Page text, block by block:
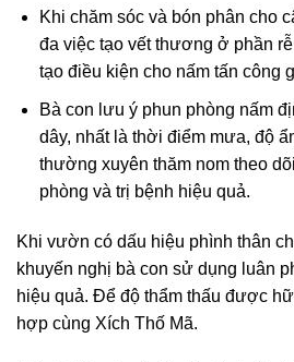
Khi chăm sóc và bón phân cho
đa việc tạo vết thương ở phần
tạo điều kiện cho nấm tấn công
Bà con lưu ý phun phòng nấm
dây, nhất là thời điểm mưa, độ
thường xuyên thăm nom theo
phòng và trị bệnh hiệu quả.
Khi vườn có dấu hiệu phình thân
khuyến nghị bà con sử dụng luân
hiệu quả. Để độ thẩm thấu được
hợp cùng Xích Thố Mã.